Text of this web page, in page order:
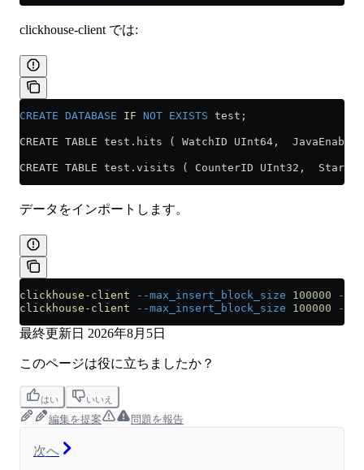
clickhouse-client では:
CREATE DATABASE IF NOT EXISTS test;
CREATE TABLE test.hits ( WatchID UInt64,
CREATE TABLE test.visits ( CounterID UInt32,
データをインポートします。
clickhouse-client --max_insert_block_size 100000 --
clickhouse-client --max_insert_block_size 100000 --
最終更新日 2026年8月5日
このページは役に立ちましたか？
はい いいえ
編集を提案 問題を報告
次へ